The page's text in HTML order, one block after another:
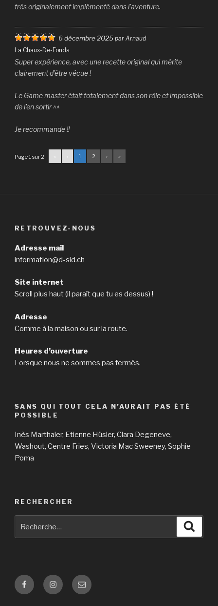
très originalement implémenté dans l'aventure.
6 décembre 2025 par Arnaud
La Chaux-De-Fonds
Super expérience, avec une recette original qui mérite
clairement d’être vécue !
Le Game master était totalement dans son rôle et impossible
de l’en sortir ^^
Je recommande !!
Page 1 sur 2: 1 2 › »
RETROUVEZ-NOUS
Adresse mail
information@d-sid.ch
Site internet
Scroll plus haut (il paraît que tu es dessus) !
Adresse
Comme à la maison ou sur la route.
Heures d’ouverture
Lorsque nous ne sommes pas fermés.
SANS QUI TOUT CELA N’AURAIT PAS ÉTÉ
POSSIBLE
Inès Marthaler, Etienne Hüsler, Clara Degeneve,
Washout, Centre Fries, Victoria Mac Sweeney, Sophie
Poma
RECHERCHER
pour
FacebookInstagram
E-
mail